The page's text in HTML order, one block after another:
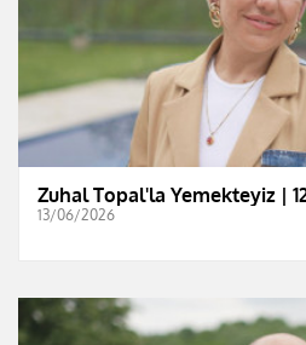
Zuhal Topal'la Yemekteyiz |
13/06/2026